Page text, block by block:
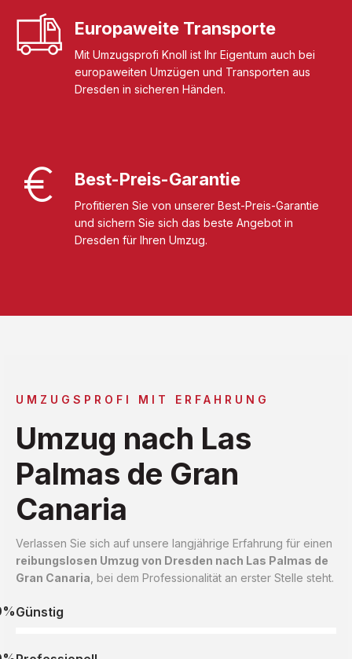
Europaweite Transporte
Mit Umzugsprofi Knoll ist Ihr Eigentum auch bei
europaweiten Umzügen und Transporten aus
Dresden in sicheren Händen.
Best-Preis-Garantie
Profitieren Sie von unserer Best-Preis-Garantie
und sichern Sie sich das beste Angebot in
Dresden für Ihren Umzug.
UMZUGSPROFI MIT ERFAHRUNG
Umzug nach Las
Palmas de Gran
Canaria
Verlassen Sie sich auf unsere langjährige Erfahrung für einen
reibungslosen Umzug von Dresden nach Las Palmas de
Gran Canaria , bei dem Professionalität an erster Stelle steht.
Günstig